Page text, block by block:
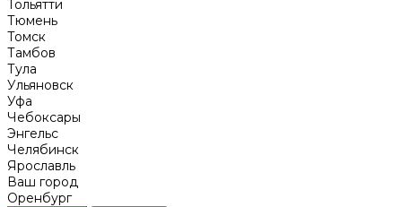
Тольятти
Тюмень
Томск
Тамбов
Тула
Ульяновск
Уфа
Чебоксары
Энгельс
Челябинск
Ярославль
Ваш город
Оренбург